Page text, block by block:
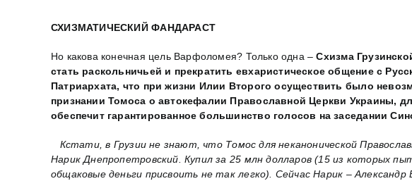
СХИЗМАТИЧЕСКИЙ ФАНДАРАСТ
Но какова конечная цель Варфоломея? Только одна – Схизма
стать раскольничьей и прекратить евхаристическое общение с
Патриархата, что при жизни Илии Второго осуществить было
признании Томоса о автокефалии Православной Церкви Украины,
обеспечит гарантированное большинство голосов на заседании
Кстати, в Грузии не знают, что Томос для неканонической
Нарик Днепропетровский. Купил за 25 млн долларов (15 из которых
общаковые деньги присвоить не так легко). Сейчас Нарик –